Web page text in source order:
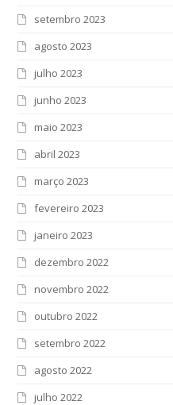
setembro 2023
agosto 2023
julho 2023
junho 2023
maio 2023
abril 2023
março 2023
fevereiro 2023
janeiro 2023
dezembro 2022
novembro 2022
outubro 2022
setembro 2022
agosto 2022
julho 2022